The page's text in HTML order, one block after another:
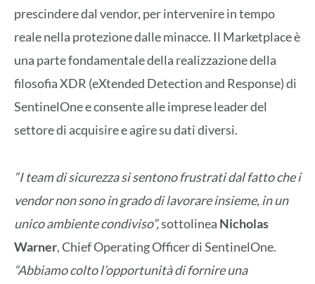
prescindere dal vendor, per intervenire in tempo
reale nella protezione dalle minacce. Il Marketplace è
una parte fondamentale della realizzazione della
filosofia XDR (eXtended Detection and Response) di
SentinelOne e consente alle imprese leader del
settore di acquisire e agire su dati diversi.
“I team di sicurezza si sentono frustrati dal fatto che i
vendor non sono in grado di lavorare insieme, in un
unico ambiente condiviso”,sottolinea Nicholas
Warner, Chief Operating Officer di SentinelOne.
“Abbiamo colto l’opportunità di fornire una